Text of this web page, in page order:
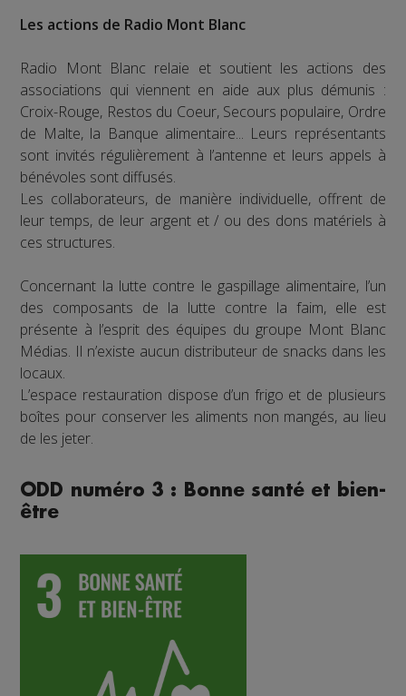
Les actions de Radio Mont Blanc
Radio Mont Blanc relaie et soutient les actions des
associations qui viennent en aide aux plus démunis :
Croix-Rouge, Restos du Coeur, Secours populaire, Ordre
de Malte, la Banque alimentaire... Leurs représentants
sont invités régulièrement à l’antenne et leurs appels à
bénévoles sont diffusés.
Les collaborateurs, de manière individuelle, offrent de
leur temps, de leur argent et / ou des dons matériels à
ces structures.
Concernant la lutte contre le gaspillage alimentaire, l’un
des composants de la lutte contre la faim, elle est
présente à l’esprit des équipes du groupe Mont Blanc
Médias. Il n’existe aucun distributeur de snacks dans les
locaux.
L’espace restauration dispose d’un frigo et de plusieurs
boîtes pour conserver les aliments non mangés, au lieu
de les jeter.
ODD numéro 3 : Bonne santé et bien-
être